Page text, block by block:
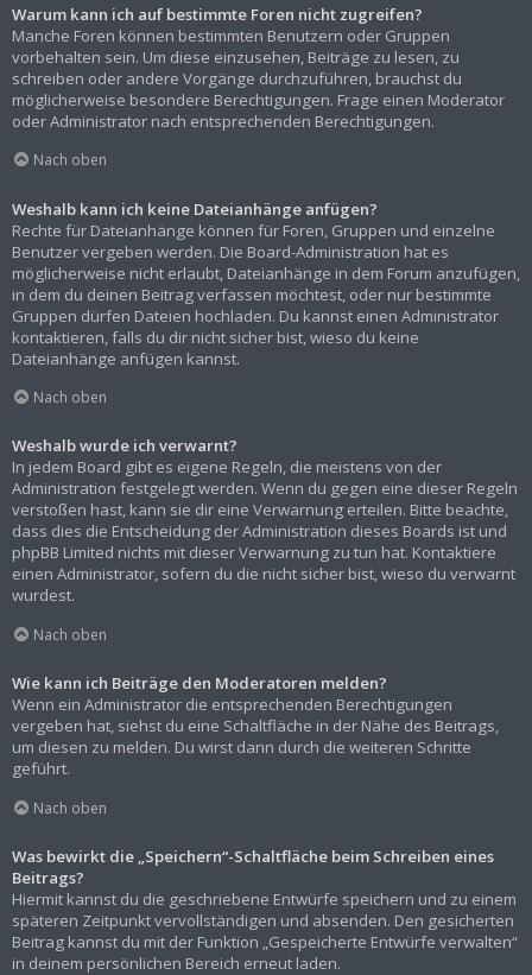
Warum kann ich auf bestimmte Foren nicht zugreifen?
Manche Foren können bestimmten Benutzern oder Gruppen
vorbehalten sein. Um diese einzusehen, Beiträge zu lesen, zu
schreiben oder andere Vorgänge durchzuführen, brauchst du
möglicherweise besondere Berechtigungen. Frage einen Moderator
oder Administrator nach entsprechenden Berechtigungen.
Nach oben
Weshalb kann ich keine Dateianhänge anfügen?
Rechte für Dateianhänge können für Foren, Gruppen und einzelne
Benutzer vergeben werden. Die Board-Administration hat es
möglicherweise nicht erlaubt, Dateianhänge in dem Forum anzufügen,
in dem du deinen Beitrag verfassen möchtest, oder nur bestimmte
Gruppen dürfen Dateien hochladen. Du kannst einen Administrator
kontaktieren, falls du dir nicht sicher bist, wieso du keine
Dateianhänge anfügen kannst.
Nach oben
Weshalb wurde ich verwarnt?
In jedem Board gibt es eigene Regeln, die meistens von der
Administration festgelegt werden. Wenn du gegen eine dieser Regeln
verstoßen hast, kann sie dir eine Verwarnung erteilen. Bitte beachte,
dass dies die Entscheidung der Administration dieses Boards ist und
phpBB Limited nichts mit dieser Verwarnung zu tun hat. Kontaktiere
einen Administrator, sofern du die nicht sicher bist, wieso du verwarnt
wurdest.
Nach oben
Wie kann ich Beiträge den Moderatoren melden?
Wenn ein Administrator die entsprechenden Berechtigungen
vergeben hat, siehst du eine Schaltfläche in der Nähe des Beitrags,
um diesen zu melden. Du wirst dann durch die weiteren Schritte
geführt.
Nach oben
Was bewirkt die „Speichern“-Schaltfläche beim Schreiben eines
Beitrags?
Hiermit kannst du die geschriebene Entwürfe speichern und zu einem
späteren Zeitpunkt vervollständigen und absenden. Den gesicherten
Beitrag kannst du mit der Funktion „Gespeicherte Entwürfe verwalten“
in deinem persönlichen Bereich erneut laden.